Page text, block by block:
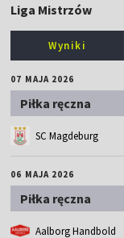
Liga Mistrzów
Wyniki
07 MAJA 2026
Piłka ręczna
SC Magdeburg
06 MAJA 2026
Piłka ręczna
Aalborg Handbold